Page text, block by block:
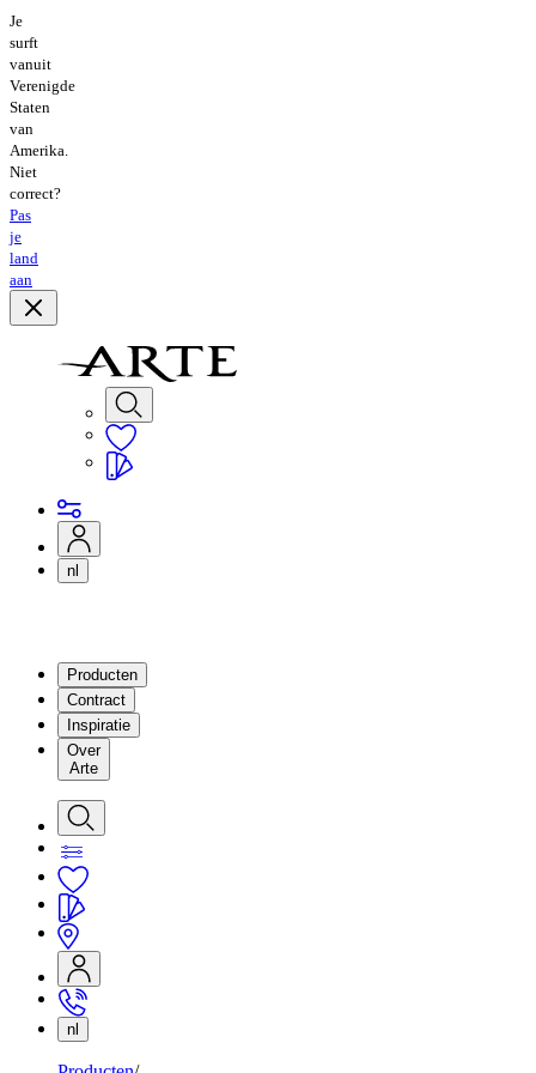
Je
surft
vanuit
Verenigde
Staten
van
Amerika.
Niet
correct?
Pas
je
land
aan
nl
Producten
Contract
Inspiratie
Over
Arte
nl